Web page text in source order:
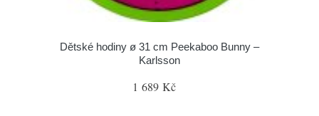
Dětské hodiny ø 31 cm Peekaboo Bunny –
Karlsson
1 689 Kč